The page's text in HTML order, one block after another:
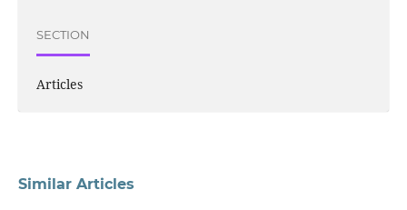
SECTION
Articles
Similar Articles